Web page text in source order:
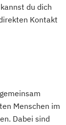
in
du dich
Kontakt
Menschen im
Dabei sind